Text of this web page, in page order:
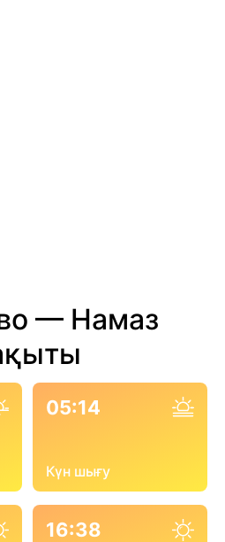
— Намаз
05:14
Күн шығу
16:38